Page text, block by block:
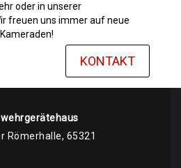
oder in unserer
freuen uns immer auf neue
KONTAKT
Römerhalle, 65321